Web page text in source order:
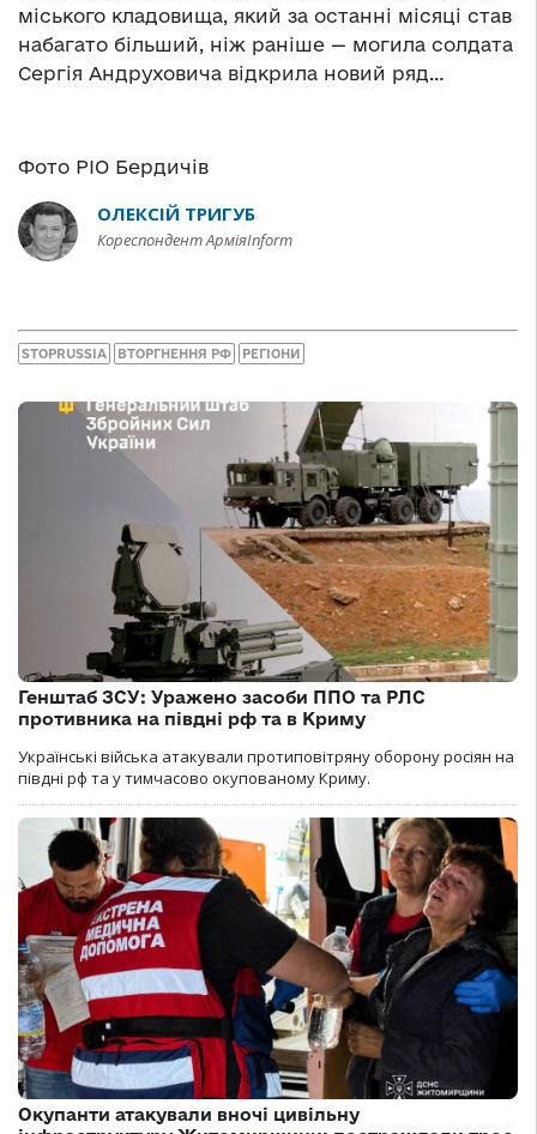
міського кладовища, який за останні місяці став
набагато більший, ніж раніше — могила солдата
Сергія Андруховича відкрила новий ряд…
Фото РІО Бердичів
ОЛЕКСІЙ ТРИГУБ
Кореспондент АрміяInform
STOPRUSSIA ВТОРГНЕННЯ РФ РЕГІОНИ
Генштаб ЗСУ: Уражено засоби ППО та РЛС
противника на півдні рф та в Криму
Українські війська атакували протиповітряну оборону росіян на
півдні рф та у тимчасово окупованому Криму.
Окупанти атакували вночі цивільну